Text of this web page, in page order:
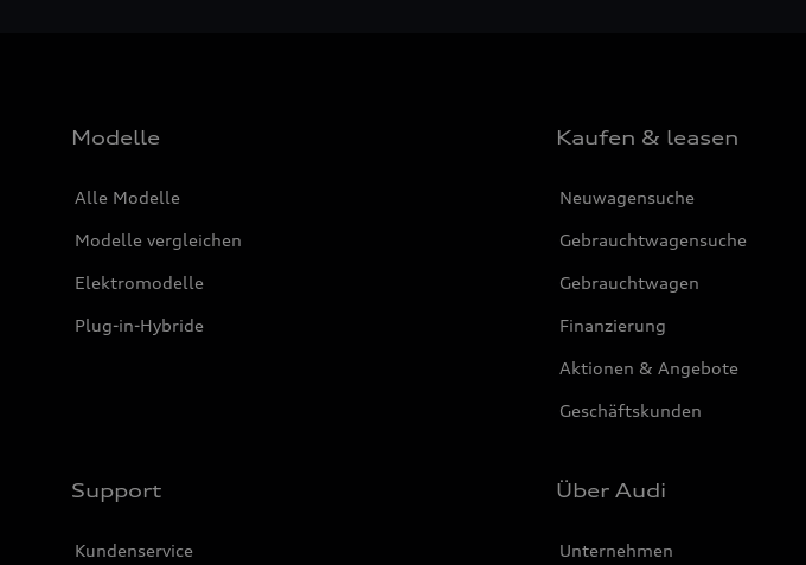
Modelle
Alle Modelle
Modelle vergleichen
Elektromodelle
Plug-in-Hybride
Kaufen & leasen
Neuwagensuche
Gebrauchtwagensuche
Gebrauchtwagen
Finanzierung
Aktionen & Angebote
Geschäftskunden
Support
Kundenservice
Über Audi
Unternehmen